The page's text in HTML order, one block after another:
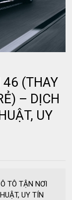
46 (THAY
– DỊCH
UY
TÔ TẬN NƠI
UY TÍN